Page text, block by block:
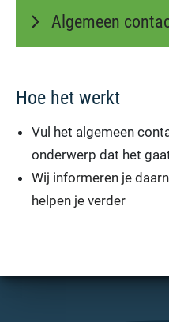
Algemeen
Hoe het werkt
Vul het algemeen
onderwerp dat het
Wij informeren je
helpen je verder